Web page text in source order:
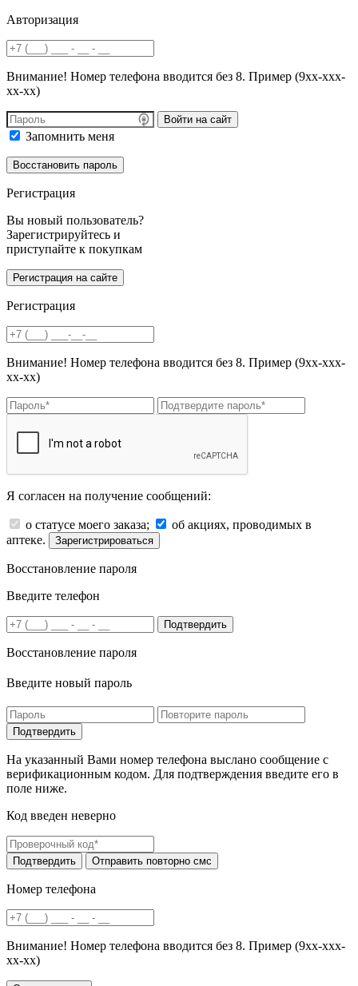
Авторизация
Внимание! Номер телефона вводится без 8. Пример (9хх-ххх-
хх-хх)
Войти на сайт
Запомнить меня
Регистрация
Вы новый пользователь?
Зарегистрируйтесь и
приступайте к покупкам
Регистрация
Внимание! Номер телефона вводится без 8. Пример (9хх-ххх-
хх-хх)
Я согласен на получение сообщений:
о статусе моего заказа;
об акциях, проводимых в
аптеке.
Зарегистрироваться
Восстановление пароля
Введите телефон
Подтвердить
Восстановление пароля
Введите новый пароль
На указанный Вами номер телефона выслано сообщение с
верификационным кодом. Для подтверждения введите его в
поле ниже.
Код введен неверно
Номер телефона
Внимание! Номер телефона вводится без 8. Пример (9хх-ххх-
хх-хх)